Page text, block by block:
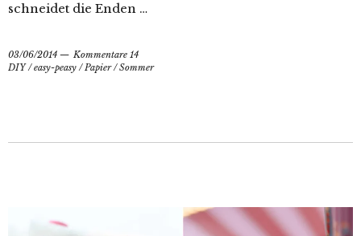
schneidet die Enden …
03/06/2014
Kommentare 14
DIY/easy-peasy /Papier/Sommer